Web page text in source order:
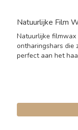
Natuurlijke Film
Natuurlijke filmwax
ontharingshars die
perfect aan het